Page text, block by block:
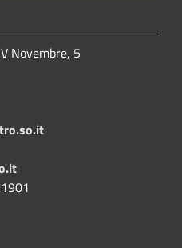
Novembre, 5